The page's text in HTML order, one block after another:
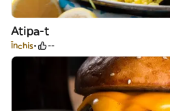
Atipa-t
Închis --